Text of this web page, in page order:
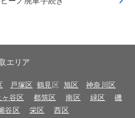
エリア
戸塚区 鶴見 区 旭区
神奈川区
谷区 都筑区 南区 緑区
磯
谷区 栄区 西区